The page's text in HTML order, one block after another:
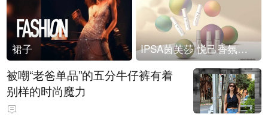
裙子 IPSA茵芙莎 悦己香氛凝露上市
被嘲“老爸单品”的五分牛仔裤有着
别样的时尚魔力